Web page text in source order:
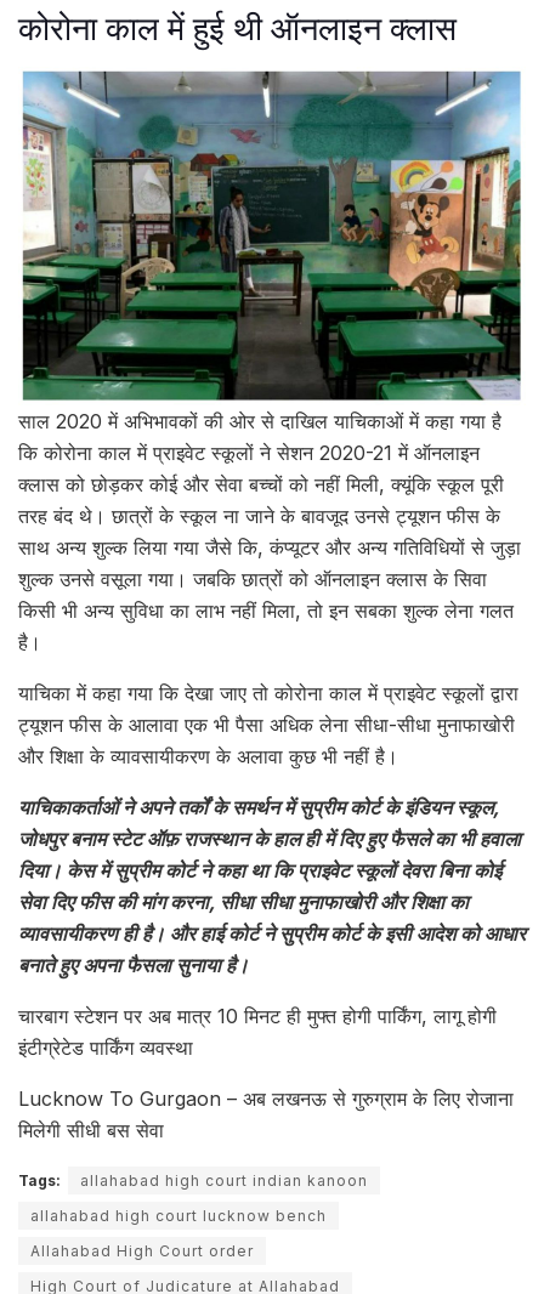
कोरोना काल में हुई थी ऑनलाइन क्लास
साल 2020 में अभिभावकों की ओर से दाखिल याचिकाओं में कहा गया है
कि कोरोना काल में प्राइवेट स्कूलों ने सेशन 2020-21 में ऑनलाइन
क्लास को छोड़कर कोई और सेवा बच्चों को नहीं मिली, क्यूंकि स्कूल पूरी
तरह बंद थे। छात्रों के स्कूल ना जाने के बावजूद उनसे ट्यूशन फीस के
साथ अन्य शुल्क लिया गया जैसे कि, कंप्यूटर और अन्य गतिविधियों से जुड़ा
शुल्क उनसे वसूला गया। जबकि छात्रों को ऑनलाइन क्लास के सिवा
किसी भी अन्य सुविधा का लाभ नहीं मिला, तो इन सबका शुल्क लेना गलत
है।
याचिका में कहा गया कि देखा जाए तो कोरोना काल में प्राइवेट स्कूलों द्वारा
ट्यूशन फीस के आलावा एक भी पैसा अधिक लेना सीधा-सीधा मुनाफाखोरी
और शिक्षा के व्यावसायीकरण के अलावा कुछ भी नहीं है।
याचिकाकर्ताओं ने अपने तर्कों के समर्थन में सुप्रीम कोर्ट के इंडियन स्कूल,
जोधपुर बनाम स्टेट ऑफ़ राजस्थान के हाल ही में दिए हुए फैसले का भी हवाला
दिया। केस में सुप्रीम कोर्ट ने कहा था कि प्राइवेट स्कूलों देवरा बिना कोई
सेवा दिए फीस की मांग करना, सीधा सीधा मुनाफाखोरी और शिक्षा का
व्यावसायीकरण ही है। और हाई कोर्ट ने सुप्रीम कोर्ट के इसी आदेश को आधार
बनाते हुए अपना फैसला सुनाया है।
चारबाग स्टेशन पर अब मात्र 10 मिनट ही मुफ्त होगी पार्किंग, लागू होगी
इंटीग्रेटेड पार्किंग व्यवस्था
Lucknow To Gurgaon – अब लखनऊ से गुरुग्राम के लिए रोजाना
मिलेगी सीधी बस सेवा
Tags:
allahabad high court indian kanoon
allahabad high court lucknow bench
Allahabad High Court order
High Court of Judicature at Allahabad